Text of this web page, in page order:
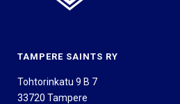
TAMPERE SAINTS RY
Tohtorinkatu 9 B 7
33720 Tampere